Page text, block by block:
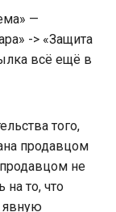
—
-> «Защита
всё ещё в
того,
продавцом
не
на то, что
явную